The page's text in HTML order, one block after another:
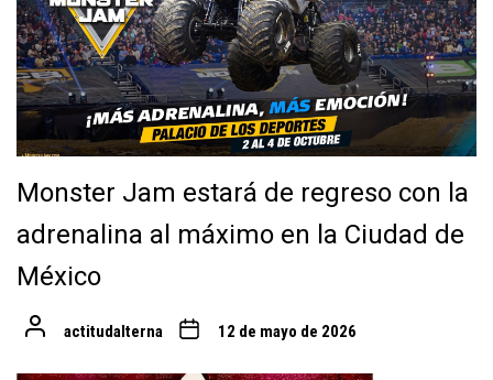
Monster Jam estará de regreso con la
adrenalina al máximo en la Ciudad de
México
actitudalterna 12 de mayo de 2026